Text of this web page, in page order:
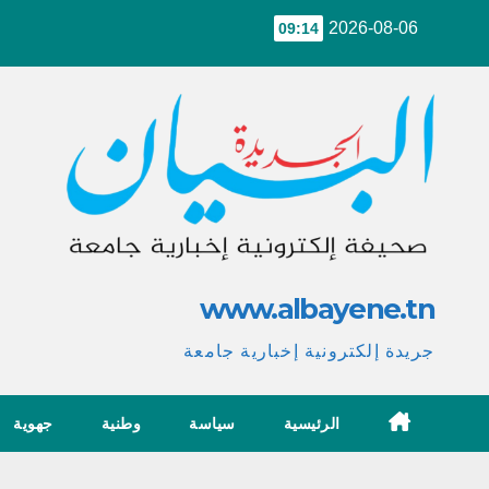
2026-08-06
09:14
www.albayene.tn
جريدة إلكترونية إخبارية جامعة
الرئيسية سياسة وطنية جهوية